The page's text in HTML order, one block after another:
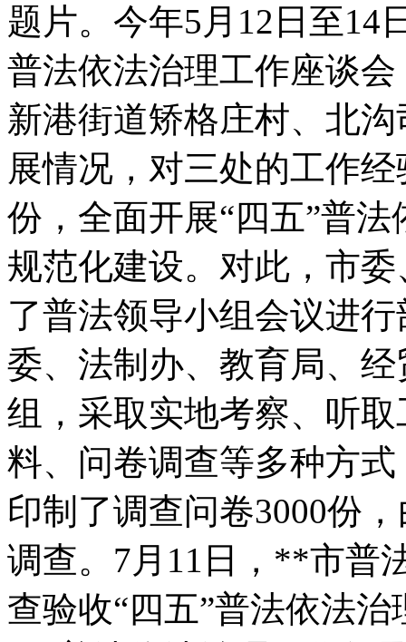
题片。今年5月12日至
普法依法治理工作座谈
新港街道矫格庄村、北
展情况，对三处的工作
份，全面开展“四五”普
规范化建设。对此，市
了普法领导小组会议进
委、法制办、教育局、
组，采取实地考察、听
料、问卷调查等多种方
印制了调查问卷3000份
调查。7月11日，**市普
查验收“四五”普法依法